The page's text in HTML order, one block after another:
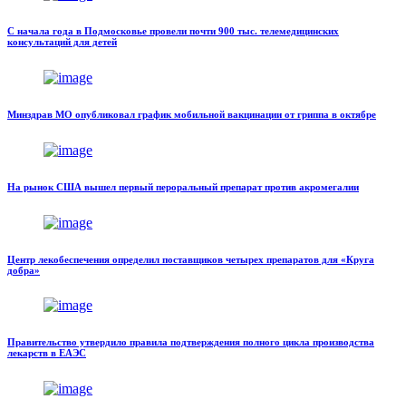
С начала года в Подмосковье провели почти 900 тыс. телемедицинских
консультаций для детей
Минздрав МО опубликовал график мобильной вакцинации от гриппа в октябре
На рынок США вышел первый пероральный препарат против акромегалии
Центр лекобеспечения определил поставщиков четырех препаратов для «Круга
добра»
Правительство утвердило правила подтверждения полного цикла производства
лекарств в ЕАЭС